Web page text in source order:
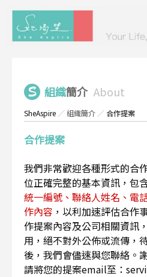
組織簡介 About
SheAspire ／組織簡介 ／ 合作提案
合作提案
我們非常歡迎各種形式的合
位正確完整的基本資訊，包
統一編號、聯絡人姓名、電
作內容 ，以利加速評估合作
作提案內容及公司相關資訊
用，絕不對外公佈或流傳，
後，我們會儘速與您聯絡。
請將您的提案email至：